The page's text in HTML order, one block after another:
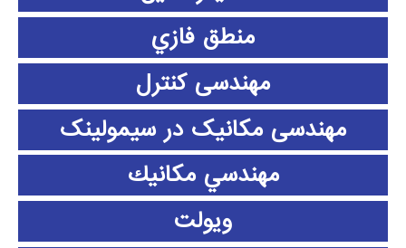
منطق فازي
مهندسی کنترل
مهندسی مکانیک در سیمولینک
مهندسي مكانيك
ویولت